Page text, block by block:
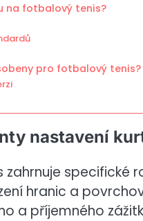
na fotbalový tenis?
pro fotbalový tenis?
nastavení
specifické
hranic a
a příjemného